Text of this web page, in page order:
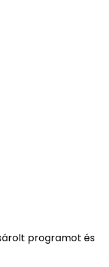
programot és